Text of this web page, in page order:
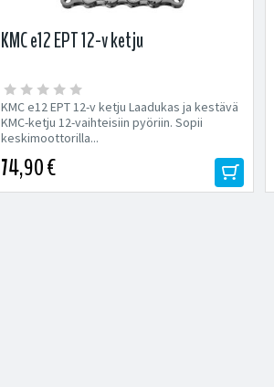
KMC e12 EPT 12-v ketju
KMC e12 EPT 12-v ketju Laadukas ja kestävä
KMC-ketju 12-vaihteisiin pyöriin. Sopii
keskimoottorilla...
74,90 €